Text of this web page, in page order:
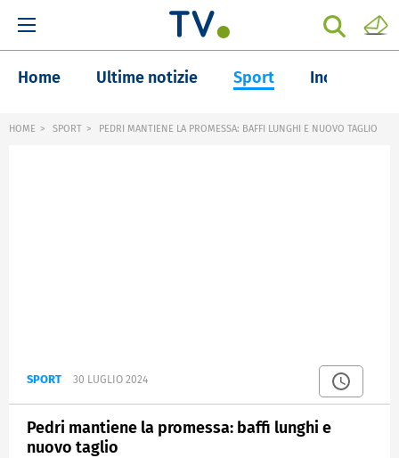
Home Ultime notizie Sport Inchieste
HOME SPORT PEDRI MANTIENE LA PROMESSA: BAFFI LUNGHI E NUOVO TAGLIO
SPORT 30 LUGLIO 2024
Pedri mantiene la promessa: baffi lunghi e
nuovo taglio